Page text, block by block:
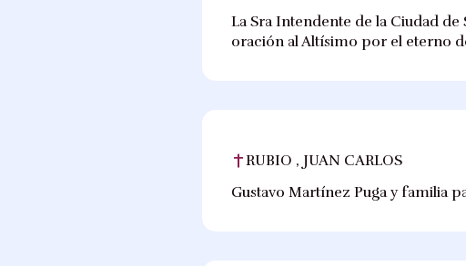
La Sra Intendente de la Ciudad
oración al Altísimo por el eterno
RUBIO , JUAN CARLOS
Gustavo Martínez Puga y familia